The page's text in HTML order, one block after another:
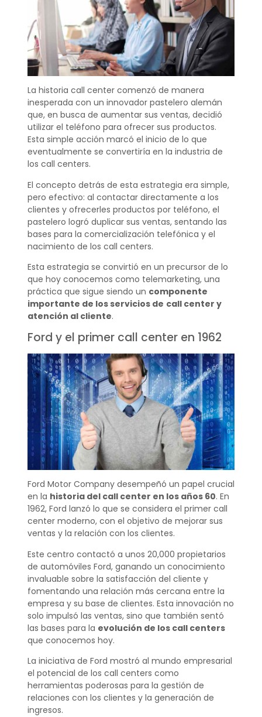
La historia call center comenzó de manera
inesperada con un innovador pastelero alemán
que, en busca de aumentar sus ventas, decidió
utilizar el teléfono para ofrecer sus productos.
Esta simple acción marcó el inicio de lo que
eventualmente se convertiría en la industria de
los call centers.
El concepto detrás de esta estrategia era simple,
pero efectivo: al contactar directamente a los
clientes y ofrecerles productos por teléfono, el
pastelero logró duplicar sus ventas, sentando las
bases para la comercialización telefónica y el
nacimiento de los call centers.
Esta estrategia se convirtió en un precursor de lo
que hoy conocemos como telemarketing, una
práctica que sigue siendo un componente
importante de los servicios de call center y
atención al cliente.
Ford y el primer call center en 1962
Ford Motor Company desempeñó un papel crucial
en la historia del call center en los años 60. En
1962, Ford lanzó lo que se considera el primer call
center moderno, con el objetivo de mejorar sus
ventas y la relación con los clientes.
Este centro contactó a unos 20,000 propietarios
de automóviles Ford, ganando un conocimiento
invaluable sobre la satisfacción del cliente y
fomentando una relación más cercana entre la
empresa y su base de clientes. Esta innovación no
solo impulsó las ventas, sino que también sentó
las bases para la evolución de los call centers
que conocemos hoy.
La iniciativa de Ford mostró al mundo empresarial
el potencial de los call centers como
herramientas poderosas para la gestión de
relaciones con los clientes y la generación de
ingresos.